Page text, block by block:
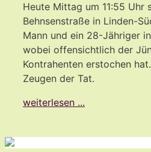
Heute Mittag um 11:55 Uhr
Behnsenstraße in Linden-
Mann und ein 28-Jähriger
wobei offensichtlich der
Kontrahenten erstochen
Zeugen der Tat.
weiterlesen ...